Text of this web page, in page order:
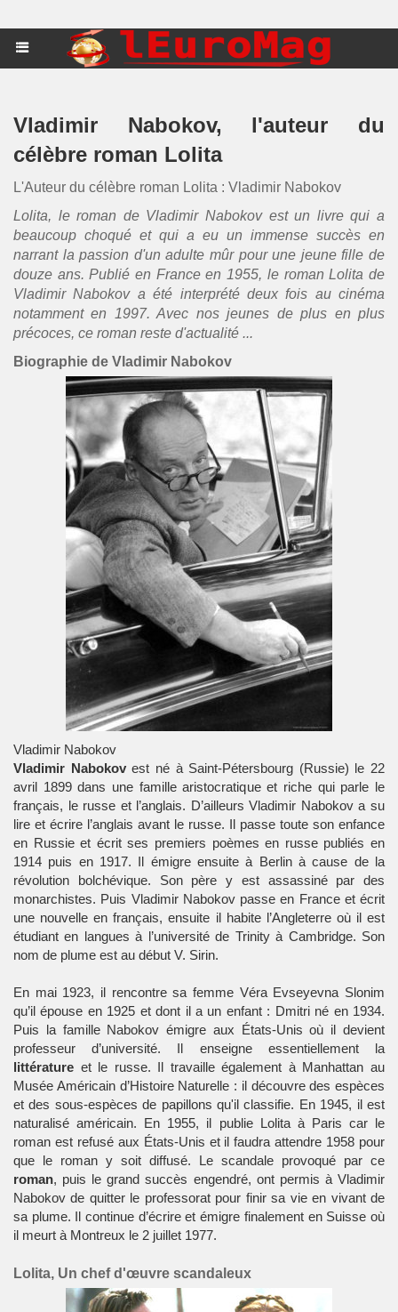
Vladimir Nabokov, l'auteur du
célèbre roman Lolita
L'Auteur du célèbre roman Lolita : Vladimir Nabokov
Lolita, le roman de Vladimir Nabokov est un livre qui a
beaucoup choqué et qui a eu un immense succès en
narrant la passion d'un adulte mûr pour une jeune fille de
douze ans. Publié en France en 1955, le roman Lolita de
Vladimir Nabokov a été interprété deux fois au cinéma
notamment en 1997. Avec nos jeunes de plus en plus
précoces, ce roman reste d'actualité ...
Biographie de Vladimir Nabokov
Vladimir Nabokov
Vladimir Nabokovest né à Saint-Pétersbourg (Russie) le 22
avril 1899 dans une famille aristocratique et riche qui parle le
français, le russe et l’anglais. D’ailleurs Vladimir Nabokov a su
lire et écrire l’anglais avant le russe. Il passe toute son enfance
en Russie et écrit ses premiers poèmes en russe publiés en
1914 puis en 1917. Il émigre ensuite à Berlin à cause de la
révolution bolchévique. Son père y est assassiné par des
monarchistes. Puis Vladimir Nabokov passe en France et écrit
une nouvelle en français, ensuite il habite l’Angleterre où il est
étudiant en langues à l’université de Trinity à Cambridge. Son
nom de plume est au début V. Sirin.
En mai 1923, il rencontre sa femme Véra Evseyevna Slonim
qu’il épouse en 1925 et dont il a un enfant : Dmitri né en 1934.
Puis la famille Nabokov émigre aux États-Unis où il devient
professeur d’université. Il enseigne essentiellement la
littérature et le russe. Il travaille également à Manhattan au
Musée Américain d’Histoire Naturelle : il découvre des espèces
et des sous-espèces de papillons qu'il classifie. En 1945, il est
naturalisé américain. En 1955, il publie Lolita à Paris car le
roman est refusé aux États-Unis et il faudra attendre 1958 pour
que le roman y soit diffusé. Le scandale provoqué par ce
roman, puis le grand succès engendré, ont permis à Vladimir
Nabokov de quitter le professorat pour finir sa vie en vivant de
sa plume. Il continue d’écrire et émigre finalement en Suisse où
il meurt à Montreux le 2 juillet 1977.
Lolita, Un chef d'œuvre scandaleux